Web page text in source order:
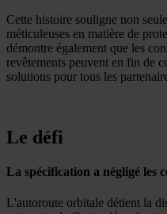
Cette histoire souligne non
méticuleuses en matière de
démontre également que les
revêtements peuvent en fin de
solutions pour tous les
Le défi
La spécification a négligé les
L'autoroute orbitale détient la